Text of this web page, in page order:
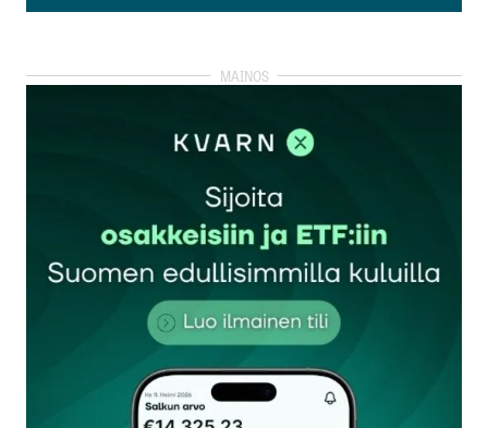
Lisää kommentti
kirjautua
rekisteröityä
Sähköpostiosoitettasi ei julkaista.Pakolliset
kentät on merkitty*
Kommentti*